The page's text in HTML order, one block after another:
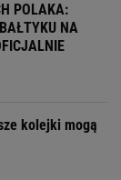
POLAKA:
NA
kolejki mogą